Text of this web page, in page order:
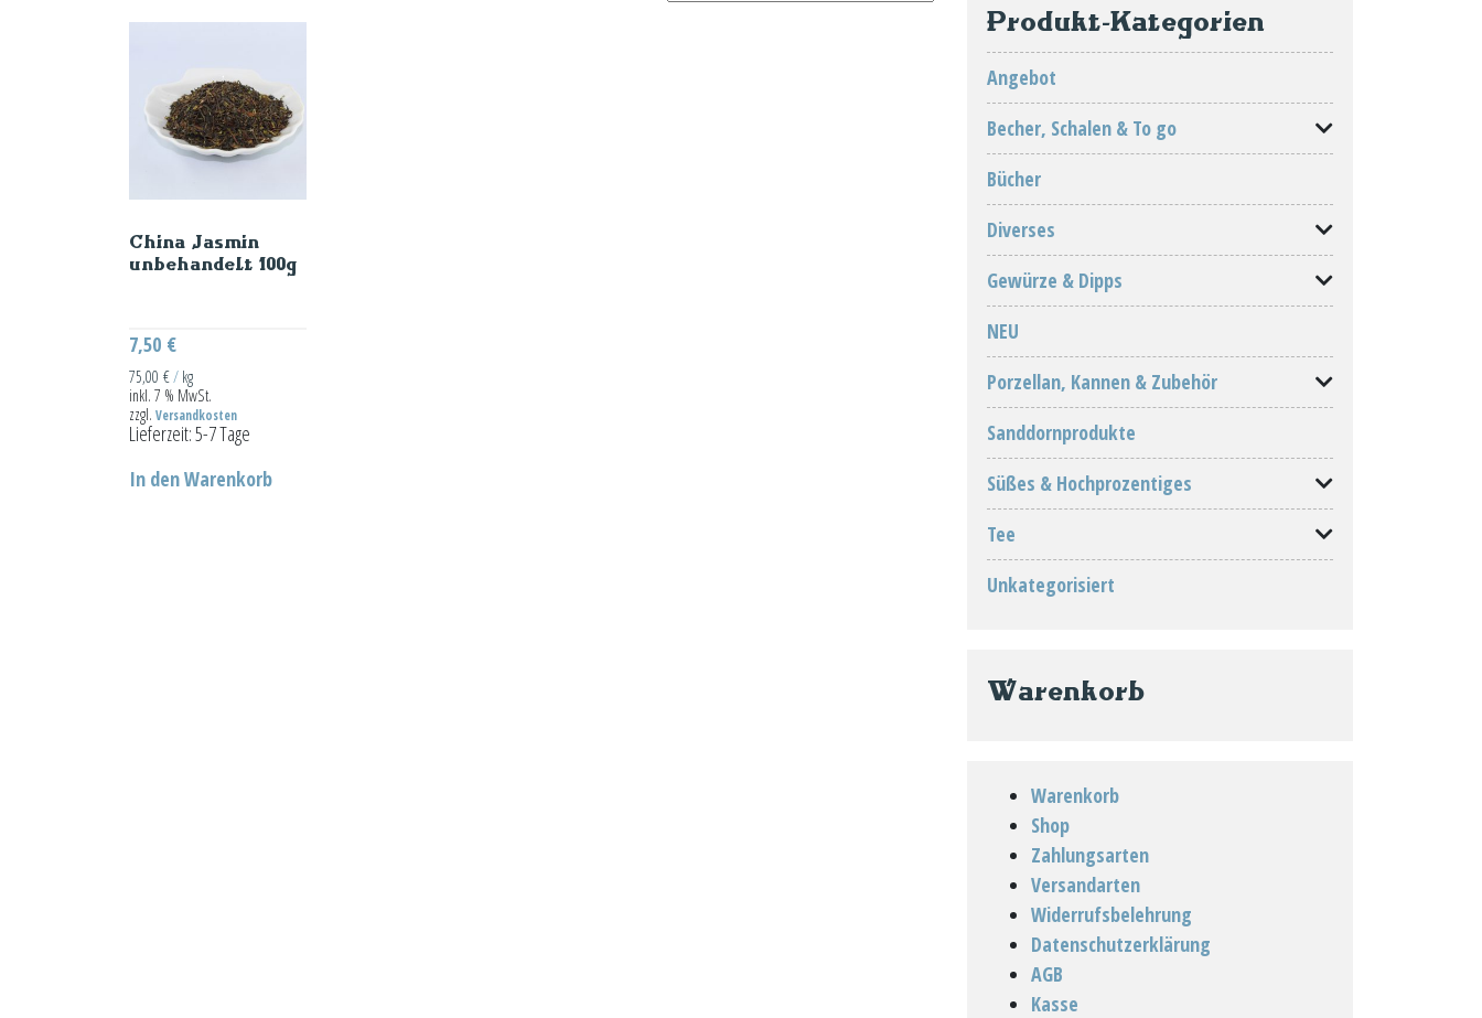
China Jasmin
unbehandelt 100g
7,50 €
75,00 €/ kg
inkl. 7 % MwSt.
zzgl. Versandkosten
Lieferzeit:5-7 Tage
In den Warenkorb
Produkt-Kategorien
Angebot
Becher, Schalen & To go
Bücher
Diverses
Gewürze & Dipps
NEU
Porzellan, Kannen & Zubehör
Sanddornprodukte
Süßes & Hochprozentiges
Tee
Unkategorisiert
Warenkorb
Warenkorb
Shop
Zahlungsarten
Versandarten
Widerrufsbelehrung
Datenschutzerklärung
AGB
Kasse